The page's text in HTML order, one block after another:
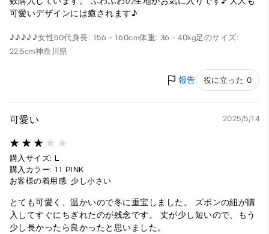
可愛いデザインには癒されます♪
♪♪♪♪♪女性50代身長: 156 - 160cm体重: 36 - 40kg足のサイズ:
22.5cm神奈川県
報告 役に立った 0
可愛い 2025/5/14
購入サイズ: L
購入カラー: 11 PINK
お客様の着用感: 少し小さい
とても可愛く、温かいので冬に重宝しました。 ズボンの紐が購
入してすぐにちぎれたのが残念です。 丈が少し短いので、もう
少し長かったら良かったと思いました。